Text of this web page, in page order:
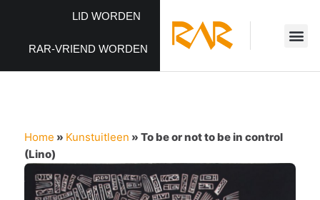
LID WORDEN
RAR-VRIEND WORDEN
Home » Kunstuitleen » To be or not to be in control
(Lino)